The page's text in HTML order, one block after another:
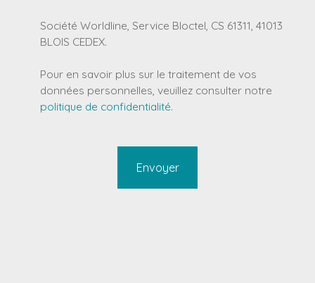
Société Worldline, Service Bloctel, CS 61311, 41013
BLOIS CEDEX.
Pour en savoir plus sur le traitement de vos
données personnelles, veuillez consulter notre
politique de confidentialité.
Envoyer